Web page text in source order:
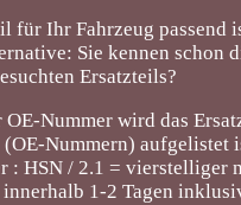
für Ihr Fahrzeug
Sie kennen schon
Ersatzteils?
Nummer wird das
Nummern) aufgelistet
HSN / 2.1 = vierstelliger
1-2 Tagen